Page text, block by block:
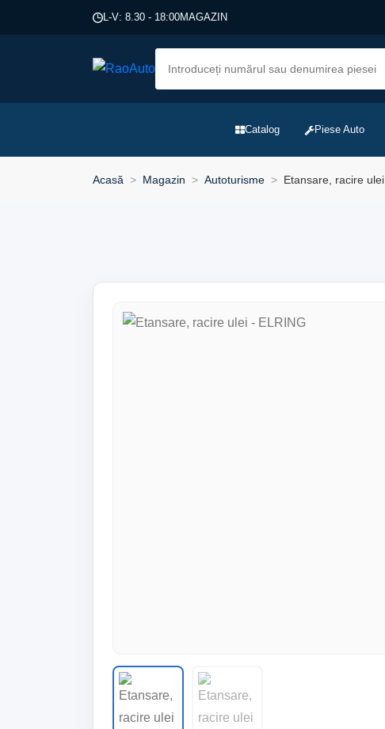
L-V: 8.30 - 18:00MAGAZIN
Catalog Piese Auto
Acasă Magazin Autoturisme Etansare, racire ulei